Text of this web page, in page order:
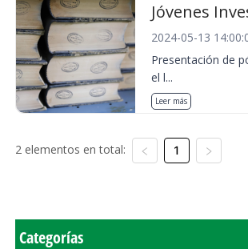
Jóvenes
2024-05-13
Presentación de
el l...
Leer más
2 elementos en total: 1
Categorías